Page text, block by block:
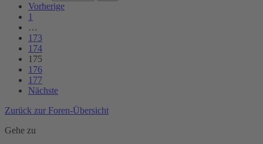
Vorherige
1
…
173
174
175
176
177
Nächste
Zurück zur Foren-Übersicht
Gehe zu